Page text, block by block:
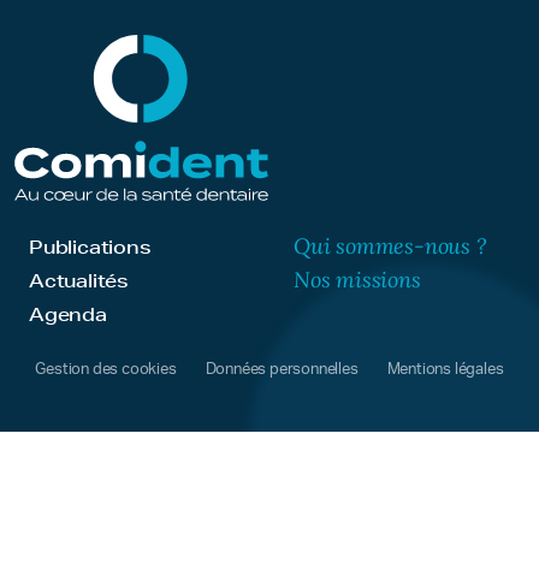
Publications
Actualités
Agenda
Qui sommes-nous ?
Nos missions
Gestion des cookies Données personnelles Mentions légales